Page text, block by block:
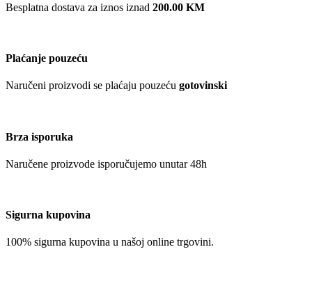
Besplatna dostava za iznos iznad 200.00 KM
Plaćanje pouzeću
Naručeni proizvodi se plaćaju pouzeću gotovinski
Brza isporuka
Naručene proizvode isporučujemo unutar 48h
Sigurna kupovina
100% sigurna kupovina u našoj online trgovini.